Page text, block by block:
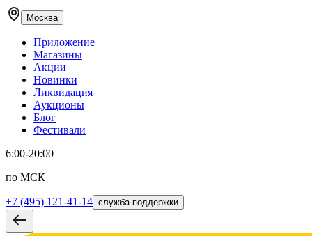
Москва
Приложение
Магазины
Акции
Новинки
Ликвидация
Аукционы
Блог
Фестивали
6:00-20:00
по МСК
+7 (495) 121-41-14 служба поддержки